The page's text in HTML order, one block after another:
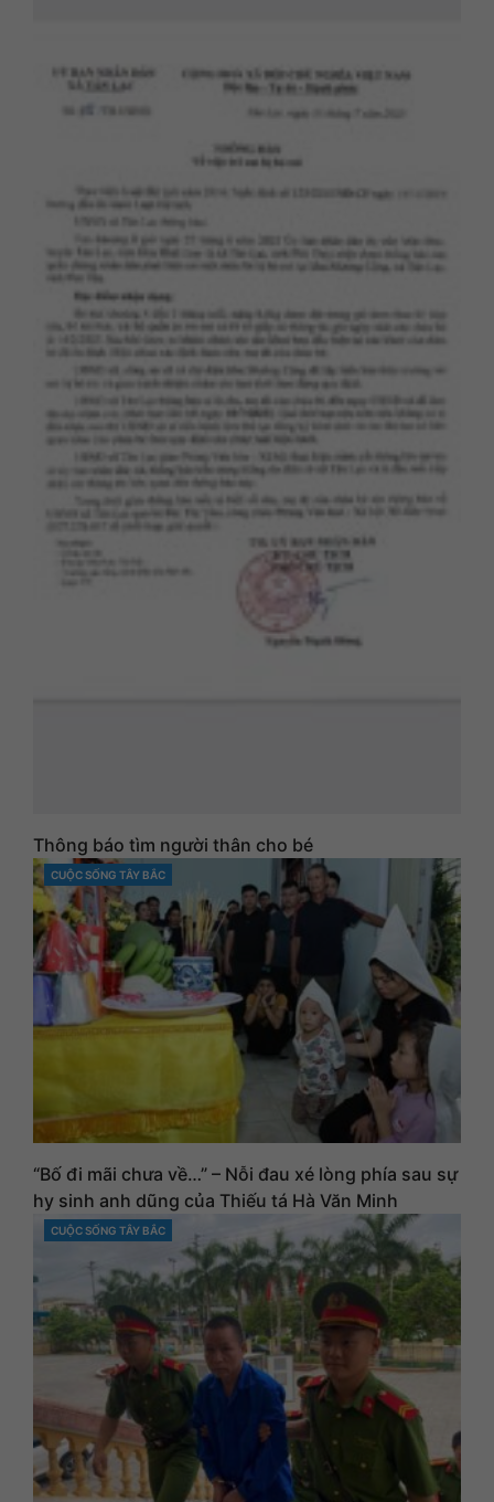
Thông báo tìm người thân cho bé
CATEGORIES
CUỘC SỐNG TÂY BẮC
“Bố đi mãi chưa về…” – Nỗi đau xé lòng phía sau sự
hy sinh anh dũng của Thiếu tá Hà Văn Minh
CATEGORIES
CUỘC SỐNG TÂY BẮC